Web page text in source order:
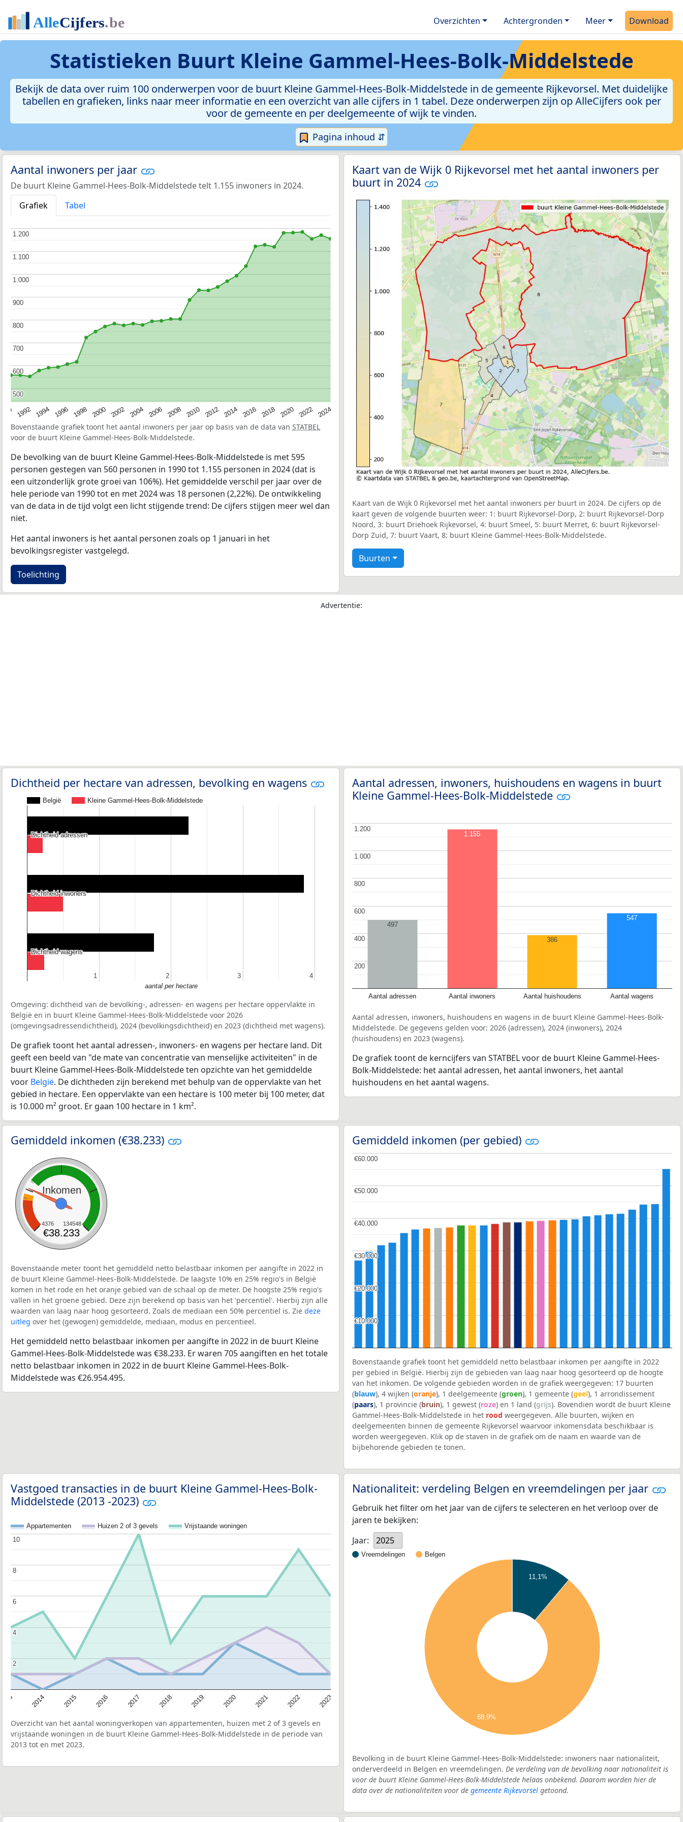
Overzichten Achtergronden Meer Download
Statistieken Buurt Kleine Gammel-Hees-Bolk-Middelstede
Bekijk de data over ruim 100 onderwerpen voor de buurt Kleine Gammel-Hees-Bolk-Middelstede in de gemeente Rijkevorsel. Met duidelijke
tabellen en grafieken, links naar meer informatie en een overzicht van alle cijfers in 1 tabel. Deze onderwerpen zijn op AlleCijfers ook per
voor de gemeente en per deelgemeente of wijk te vinden.
Pagina inhoud ⇵
Aantal inwoners per jaar
De buurt Kleine Gammel-Hees-Bolk-Middelstede telt 1.155 inwoners in 2024.
Grafiek
Tabel
1992 1994 1996 1998 2000 2002 2004 2006 2008 2010 2012 2014 2016 2018 2020 2022 2024
500
500
600
600
700
700
800
800
900
900
1.000
1.000
1.100
1.100
1.200
1.200
Bovenstaande grafiek toont het aantal inwoners per jaar op basis van de data van STATBEL
voor de buurt Kleine Gammel-Hees-Bolk-Middelstede.
De bevolking van de buurt Kleine Gammel-Hees-Bolk-Middelstede is met 595
personen gestegen van 560 personen in 1990 tot 1.155 personen in 2024 (dat is
een uitzonderlijk grote groei van 106%). Het gemiddelde verschil per jaar over de
hele periode van 1990 tot en met 2024 was 18 personen (2,22%). De ontwikkeling
van de data in de tijd volgt een licht stijgende trend: De cijfers stijgen meer wel dan
niet.
Het aantal inwoners is het aantal personen zoals op 1 januari in het
bevolkingsregister vastgelegd.
Toelichting
Kaart van de Wijk 0 Rijkevorsel met het aantal inwoners per
buurt in 2024
Kaart van de Wijk 0 Rijkevorsel met het aantal inwoners per buurt in 2024. De cijfers op de
kaart geven de volgende buurten weer: 1: buurt Rijkevorsel-Dorp, 2: buurt Rijkevorsel-Dorp
Noord, 3: buurt Driehoek Rijkevorsel, 4: buurt Smeel, 5: buurt Merret, 6: buurt Rijkevorsel-
Dorp Zuid, 7: buurt Vaart, 8: buurt Kleine Gammel-Hees-Bolk-Middelstede.
Buurten
Advertentie:
Dichtheid per hectare van adressen, bevolking en wagens
België Kleine Gammel-Hees-Bolk-Middelstede
11 2
2 3
3 4
4
Dichtheid adressen
Dichtheid adressen
Dichtheid inwoners
Dichtheid inwoners
Dichtheid wagens
Dichtheid wagens
aantal per hectare
Omgeving: dichtheid van de bevolking-, adressen- en wagens per hectare oppervlakte in
België en in buurt Kleine Gammel-Hees-Bolk-Middelstede voor 2026
(omgevingsadressendichtheid), 2024 (bevolkingsdichtheid) en 2023 (dichtheid met wagens).
De grafiek toont het aantal adressen-, inwoners- en wagens per hectare land. Dit
geeft een beeld van "de mate van concentratie van menselijke activiteiten" in de
buurt Kleine Gammel-Hees-Bolk-Middelstede ten opzichte van het gemiddelde
voor België. De dichtheden zijn berekend met behulp van de oppervlakte van het
gebied in hectare. Een oppervlakte van een hectare is 100 meter bij 100 meter, dat
is 10.000 m² groot. Er gaan 100 hectare in 1 km².
Aantal adressen, inwoners, huishoudens en wagens in buurt
Kleine Gammel-Hees-Bolk-Middelstede
Aantal adressen Aantal inwoners Aantal huishoudens Aantal wagens
200
200
400
400
600
600
800
800
1.000
1.000
1.200
1.200
497
1.155
386
547
Aantal adressen, inwoners, huishoudens en wagens in de buurt Kleine Gammel-Hees-Bolk-
Middelstede. De gegevens gelden voor: 2026 (adressen), 2024 (inwoners), 2024
(huishoudens) en 2023 (wagens).
De grafiek toont de kerncijfers van STATBEL voor de buurt Kleine Gammel-Hees-
Bolk-Middelstede: het aantal adressen, het aantal inwoners, het aantal
huishoudens en het aantal wagens.
Gemiddeld inkomen (€38.233)
Inkomen
4376 134548
€38.233
Bovenstaande meter toont het gemiddeld netto belastbaar inkomen per aangifte in 2022 in
de buurt Kleine Gammel-Hees-Bolk-Middelstede. De laagste 10% en 25% regio's in België
komen in het rode en het oranje gebied van de schaal op de meter. De hoogste 25% regio's
vallen in het groene gebied. Deze zijn berekend op basis van het 'percentiel'. Hierbij zijn alle
waarden van laag naar hoog gesorteerd. Zoals de mediaan een 50% percentiel is. Zie deze
uitleg over het (gewogen) gemiddelde, mediaan, modus en percentieel.
Het gemiddeld netto belastbaar inkomen per aangifte in 2022 in de buurt Kleine
Gammel-Hees-Bolk-Middelstede was €38.233. Er waren 705 aangiften en het totale
netto belastbaar inkomen in 2022 in de buurt Kleine Gammel-Hees-Bolk-
Middelstede was €26.954.495.
Gemiddeld inkomen (per gebied)
€10.000
€10.000
€20.000
€20.000
€30.000
€30.000
€40.000
€40.000
€50.000
€50.000
€60.000
€60.000
Bovenstaande grafiek toont het gemiddeld netto belastbaar inkomen per aangifte in 2022
per gebied in België. Hierbij zijn de gebieden van laag naar hoog gesorteerd op de hoogte
van het inkomen. De volgende gebieden worden in de grafiek weergegeven: 17 buurten
(blauw), 4 wijken (oranje), 1 deelgemeente (groen), 1 gemeente (geel), 1 arrondissement
(paars), 1 provincie (bruin), 1 gewest (roze) en 1 land (grijs). Bovendien wordt de buurt Kleine
Gammel-Hees-Bolk-Middelstede in het rood weergegeven. Alle buurten, wijken en
deelgemeenten binnen de gemeente Rijkevorsel waarvoor inkomensdata beschikbaar is
worden weergegeven. Klik op de staven in de grafiek om de naam en waarde van de
bijbehorende gebieden te tonen.
Vastgoed transacties in de buurt Kleine Gammel-Hees-Bolk-
Middelstede (2013 -2023)
Appartementen Huizen 2 of 3 gevels Vrijstaande woningen
2014 2015 2016 2017 2018 2019 2020 2021 2022 2023
2
2
4
4
6
6
8
8
10
10
Overzicht van het aantal woningverkopen van appartementen, huizen met 2 of 3 gevels en
vrijstaande woningen in de buurt Kleine Gammel-Hees-Bolk-Middelstede in de periode van
2013 tot en met 2023.
Nationaliteit: verdeling Belgen en vreemdelingen per jaar
Gebruik het filter om het jaar van de cijfers te selecteren en het verloop over de
jaren te bekijken:
Jaar:
2025
Vreemdelingen Belgen
11,1%
88,9%
Bevolking in de buurt Kleine Gammel-Hees-Bolk-Middelstede: inwoners naar nationaliteit,
onderverdeeld in Belgen en vreemdelingen. De verdeling van de bevolking naar nationaliteit is
voor de buurt Kleine Gammel-Hees-Bolk-Middelstede helaas onbekend. Daarom worden hier de
data over de nationaliteiten voor de gemeente Rijkevorsel getoond.